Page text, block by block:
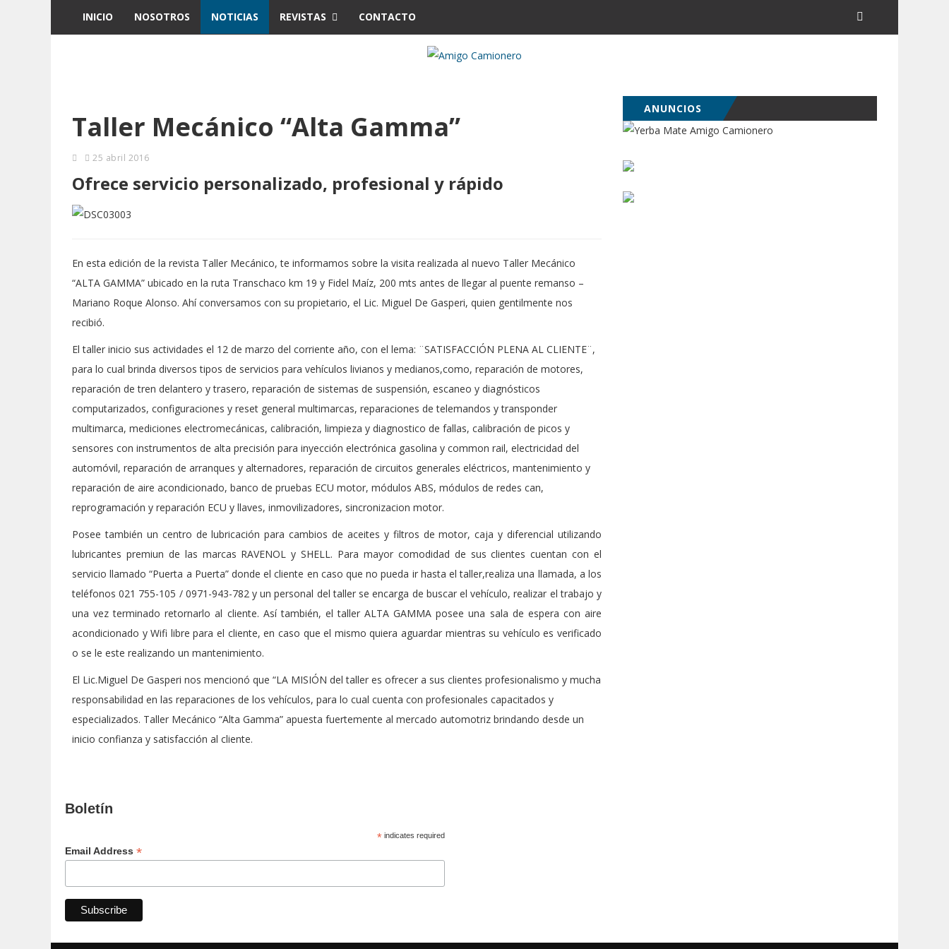
INICIO NOSOTROS NOTICIAS REVISTAS CONTACTO
Taller Mecánico “Alta Gamma”
25 abril 2016
Ofrece servicio personalizado, profesional y rápido
En esta edición de la revista Taller Mecánico, te informamos sobre la visita realizada al nuevo Taller Mecánico
“ALTA GAMMA” ubicado en la ruta Transchaco km 19 y Fidel Maíz, 200 mts antes de llegar al puente remanso –
Mariano Roque Alonso. Ahí conversamos con su propietario, el Lic. Miguel De Gasperi, quien gentilmente nos
recibió.
El taller inicio sus actividades el 12 de marzo del corriente año, con el lema: ¨SATISFACCIÓN PLENA AL CLIENTE¨,
para lo cual brinda diversos tipos de servicios para vehículos livianos y medianos,como, reparación de motores,
reparación de tren delantero y trasero, reparación de sistemas de suspensión, escaneo y diagnósticos
computarizados, configuraciones y reset general multimarcas, reparaciones de telemandos y transponder
multimarca, mediciones electromecánicas, calibración, limpieza y diagnostico de fallas, calibración de picos y
sensores con instrumentos de alta precisión para inyección electrónica gasolina y common rail, electricidad del
automóvil, reparación de arranques y alternadores, reparación de circuitos generales eléctricos, mantenimiento y
reparación de aire acondicionado, banco de pruebas ECU motor, módulos ABS, módulos de redes can,
reprogramación y reparación ECU y llaves, inmovilizadores, sincronizacion motor.
Posee también un centro de lubricación para cambios de aceites y filtros de motor, caja y diferencial utilizando
lubricantes premiun de las marcas RAVENOL y SHELL. Para mayor comodidad de sus clientes cuentan con el
servicio llamado “Puerta a Puerta” donde el cliente en caso que no pueda ir hasta el taller,realiza una llamada, a los
teléfonos 021 755-105 / 0971-943-782 y un personal del taller se encarga de buscar el vehículo, realizar el trabajo y
una vez terminado retornarlo al cliente. Así también, el taller ALTA GAMMA posee una sala de espera con aire
acondicionado y Wifi libre para el cliente, en caso que el mismo quiera aguardar mientras su vehículo es verificado
o se le este realizando un mantenimiento.
El Lic.Miguel De Gasperi nos mencionó que “LA MISIÓN del taller es ofrecer a sus clientes profesionalismo y mucha
responsabilidad en las reparaciones de los vehículos, para lo cual cuenta con profesionales capacitados y
especializados. Taller Mecánico “Alta Gamma” apuesta fuertemente al mercado automotriz brindando desde un
inicio confianza y satisfacción al cliente.
ANUNCIOS
Boletín
*indicates required
Email Address *